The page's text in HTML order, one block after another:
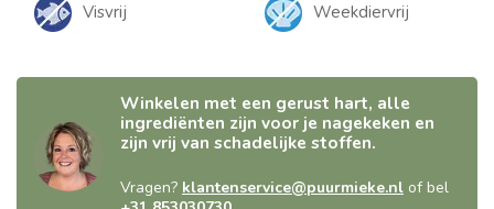
Visvrij Weekdiervrij
Winkelen met een gerust hart, alle
ingrediënten zijn voor je nagekeken en
zijn vrij van schadelijke stoffen.
Vragen? klantenservice@puurmieke.nl of bel